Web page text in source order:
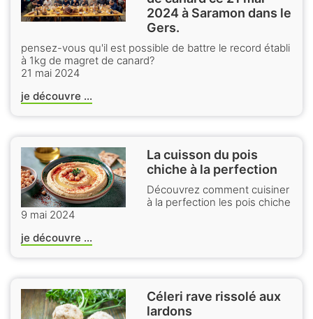
2024 à Saramon dans le
Gers.
pensez-vous qu'il est possible de battre le record établi
à 1kg de magret de canard?
21 mai 2024
je découvre ...
La cuisson du pois
chiche à la perfection
Découvrez comment cuisiner
à la perfection les pois chiche
9 mai 2024
je découvre ...
Céleri rave rissolé aux
lardons